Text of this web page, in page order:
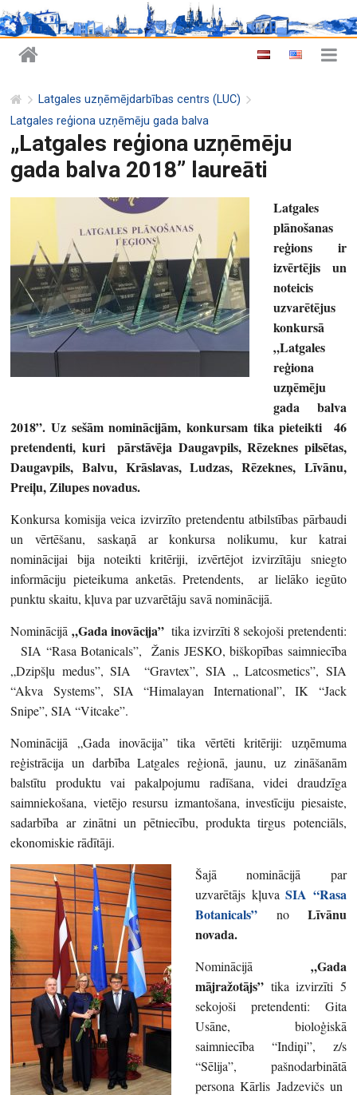
Latgales uzņēmējdarbības centrs (LUC)
Latgales reģiona uzņēmēju gada balva
„Latgales reģiona uzņēmēju
gada balva 2018” laureāti
Latgales
plānošanas
reģions ir
izvērtējis un
noteicis
uzvarētējus
konkursā
„Latgales
reģiona
uzņēmēju
gada balva
2018”. Uz sešām nominācijām, konkursam tika pieteikti 46
pretendenti, kuri pārstāvēja Daugavpils, Rēzeknes pilsētas,
Daugavpils, Balvu, Krāslavas, Ludzas, Rēzeknes, Līvānu,
Preiļu, Zilupes novadus.
Konkursa komisija veica izvirzīto pretendentu atbilstības pārbaudi
un vērtēšanu, saskaņā ar konkursa nolikumu, kur katrai
nominācijai bija noteikti kritēriji, izvērtējot izvirzītāju sniegto
informāciju pieteikuma anketās. Pretendents, ar lielāko iegūto
punktu skaitu, kļuva par uzvarētāju savā nominācijā.
Nominācijā „Gada inovācija”tika izvirzīti 8 sekojoši pretendenti:
SIA “Rasa Botanicals”, Žanis JESKO, biškopības saimniecība
„Dzipšļu medus”, SIA “Gravtex”, SIA „ Latcosmetics”, SIA
“Akva Systems”, SIA “Himalayan International”, IK “Jack
Snipe”, SIA “Vitcake”.
Nominācijā „Gada inovācija” tika vērtēti kritēriji: uzņēmuma
reģistrācija un darbība Latgales reģionā, jaunu, uz zināšanām
balstītu produktu vai pakalpojumu radīšana, videi draudzīga
saimniekošana, vietējo resursu izmantošana, investīciju piesaiste,
sadarbība ar zinātni un pētniecību, produkta tirgus potenciāls,
ekonomiskie rādītāji.
Šajā nominācijā par
uzvarētājs kļuvaSIA “Rasa
Botanicals” noLīvānu
novada.
Nominācijā „Gada
mājražotājs” tika izvirzīti 5
sekojoši pretendenti: Gita
Usāne, bioloģiskā
saimniecība “Indiņi”, z/s
“Sēlija”, pašnodarbinātā
persona Kārlis Jadzevičs un